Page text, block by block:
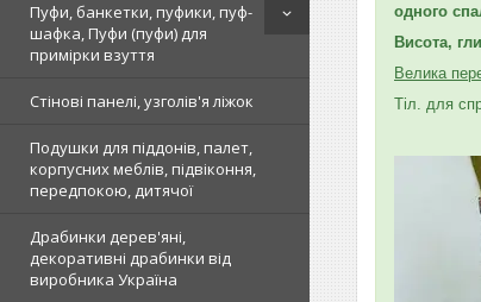
Пуфи, банкетки, пуфики, пуф-
шафка, Пуфи (пуфи) для
примірки взуття
Стінові панелі, узголів'я ліжок
Подушки для піддонів, палет,
корпусних меблів, підвіконня,
передпокою, дитячої
Драбинки дерев'яні,
декоративні драбинки від
виробника Україна
одного
Висота,
Велика
Тіл. для